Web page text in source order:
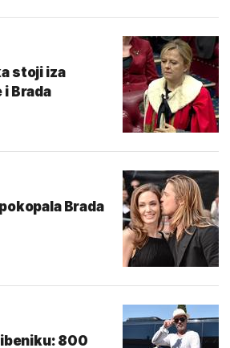
stoji iza
Brada
Brada
800